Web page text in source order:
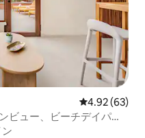
レビュー63
4.92 (63)
ビュー、ビーチデイパス